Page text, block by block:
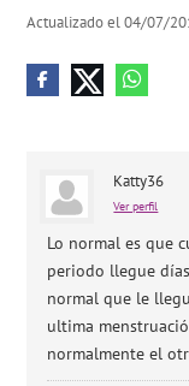
Actualizado el 04/07/
Katty36
Ver perfil
Lo normal es que
periodo llegue
normal que le
ultima
normalmente el